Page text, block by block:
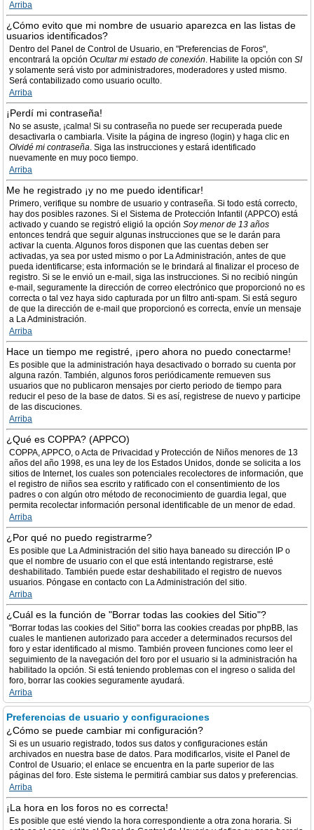
Arriba
¿Cómo evito que mi nombre de usuario aparezca en las listas de
usuarios identificados?
Dentro del Panel de Control de Usuario, en "Preferencias de Foros",
encontrará la opción Ocultar mi estado de conexión. Habilite la opción con SI
y solamente será visto por administradores, moderadores y usted mismo.
Será contabilizado como usuario oculto.
Arriba
¡Perdí mi contraseña!
No se asuste, ¡calma! Si su contraseña no puede ser recuperada puede
desactivarla o cambiarla. Visite la página de ingreso (login) y haga clic en
Olvidé mi contraseña. Siga las instrucciones y estará identificado
nuevamente en muy poco tiempo.
Arriba
Me he registrado ¡y no me puedo identificar!
Primero, verifique su nombre de usuario y contraseña. Si todo está correcto,
hay dos posibles razones. Si el Sistema de Protección Infantil (APPCO) está
activado y cuando se registró eligió la opción Soy menor de 13 años
entonces tendrá que seguir algunas instrucciones que se le darán para
activar la cuenta. Algunos foros disponen que las cuentas deben ser
activadas, ya sea por usted mismo o por La Administración, antes de que
pueda identificarse; esta información se le brindará al finalizar el proceso de
registro. Si se le envió un e-mail, siga las instrucciones. Si no recibió ningún
e-mail, seguramente la dirección de correo electrónico que proporcionó no es
correcta o tal vez haya sido capturada por un filtro anti-spam. Si está seguro
de que la dirección de e-mail que proporcionó es correcta, envíe un mensaje
a La Administración.
Arriba
Hace un tiempo me registré, ¡pero ahora no puedo conectarme!
Es posible que la administración haya desactivado o borrado su cuenta por
alguna razón. También, algunos foros periódicamente remueven sus
usuarios que no publicaron mensajes por cierto periodo de tiempo para
reducir el peso de la base de datos. Si es así, registrese de nuevo y participe
de las discuciones.
Arriba
¿Qué es COPPA? (APPCO)
COPPA, APPCO, o Acta de Privacidad y Protección de Niños menores de 13
años del año 1998, es una ley de los Estados Unidos, donde se solicita a los
sitios de Internet, los cuales son potenciales recolectores de información, que
el registro de niños sea escrito y ratificado con el consentimiento de los
padres o con algún otro método de reconocimiento de guardia legal, que
permita recolectar información personal identificable de un menor de edad.
Arriba
¿Por qué no puedo registrarme?
Es posible que La Administración del sitio haya baneado su dirección IP o
que el nombre de usuario con el que está intentando registrarse, esté
deshabilitado. También puede estar deshabilitado el registro de nuevos
usuarios. Póngase en contacto con La Administración del sitio.
Arriba
¿Cuál es la función de "Borrar todas las cookies del Sitio"?
"Borrar todas las cookies del Sitio" borra las cookies creadas por phpBB, las
cuales le mantienen autorizado para acceder a determinados recursos del
foro y estar identificado al mismo. También proveen funciones como leer el
seguimiento de la navegación del foro por el usuario si la administración ha
habilitado la opción. Si está teniendo problemas con el ingreso o salida del
foro, borrar las cookies seguramente ayudará.
Arriba
Preferencias de usuario y configuraciones
¿Cómo se puede cambiar mi configuración?
Si es un usuario registrado, todos sus datos y configuraciones están
archivados en nuestra base de datos. Para modificarlos, visite el Panel de
Control de Usuario; el enlace se encuentra en la parte superior de las
páginas del foro. Este sistema le permitirá cambiar sus datos y preferencias.
Arriba
¡La hora en los foros no es correcta!
Es posible que esté viendo la hora correspondiente a otra zona horaria. Si